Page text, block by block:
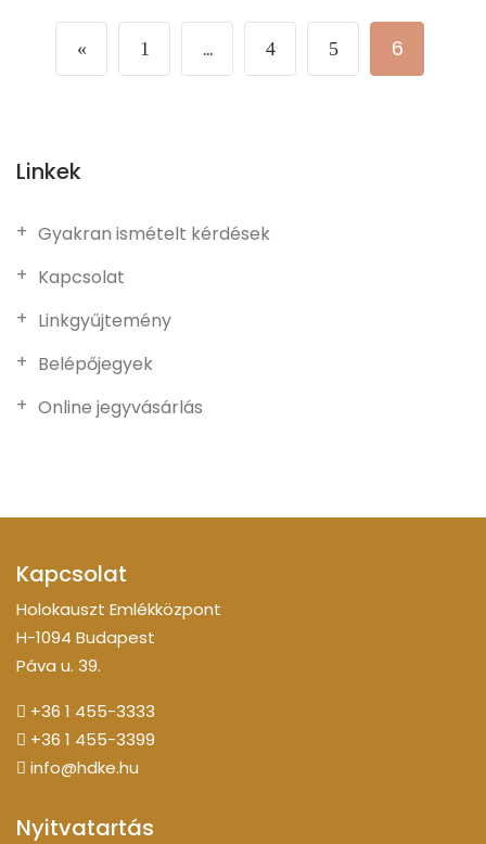
« 1 … 4 5 6
Linkek
Gyakran ismételt kérdések
Kapcsolat
Linkgyűjtemény
Belépőjegyek
Online jegyvásárlás
Kapcsolat
Holokauszt Emlékközpont
H-1094 Budapest
Páva u. 39.
+36 1 455-3333
+36 1 455-3399
info@hdke.hu
Nyitvatartás